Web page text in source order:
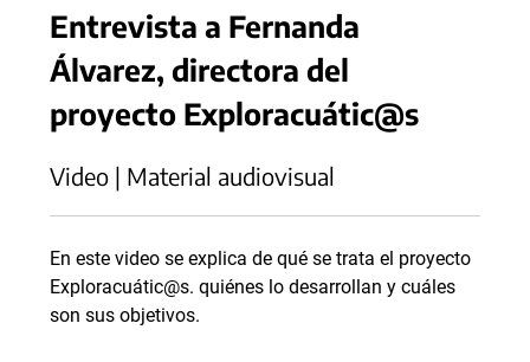
Entrevista a Fernanda
Álvarez, directora del
proyecto Exploracuátic@s
Video | Material audiovisual
En este video se explica de qué se trata el proyecto
Exploracuátic@s. quiénes lo desarrollan y cuáles
son sus objetivos.